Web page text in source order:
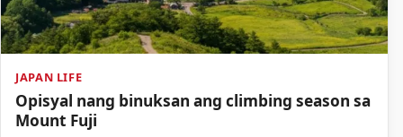
JAPAN LIFE
Opisyal nang binuksan ang climbing season sa
Mount Fuji